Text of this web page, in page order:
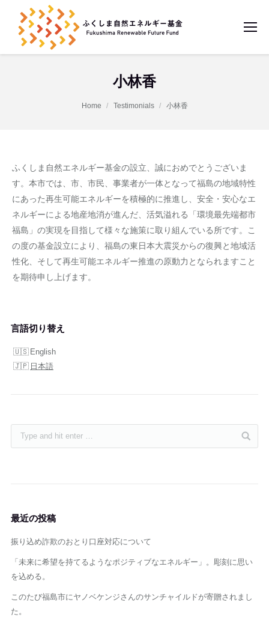
小林香
Home Testimonials 小林香
ふくしま自然エネルギー基金の設立、誠におめでとうございま
す。本市では、市、市民、事業者が一体となって福島の地域特性
にあった再生可能エネルギーを積極的に推進し、安全・安心なエ
ネルギーによる地産地消が進んだ、活気溢れる「環境最先端都市
福島」の実現を目指して様々な施策に取り組んでいる所です。こ
の度の基金設立により、福島の東日本大震災からの復興と地域活
性化、そして再生可能エネルギー推進の原動力となられますこと
を期待申し上げます。
言語切り替え
English
日本語
最近の投稿
振り込め詐欺のおとり口座対応について
「未来に希望を持てるようなポジティブなエネルギー」。彫刻に思い
を込める。
このたび福島市にヤノベケンジさんのサンチャイルドが寄贈されまし
た。